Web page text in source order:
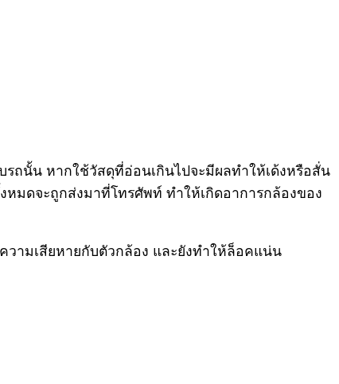
ถนั้น หากใช้วัสดุที่อ่อนเกินไปจะมีผลทำให้เด้งหรือสั่น
มดจะถูกส่งมาที่โทรศัพท์ ทำให้เกิดอาการกล้องของ
วามเสียหายกับตัวกล้อง และยังทำให้ล็อคแน่น